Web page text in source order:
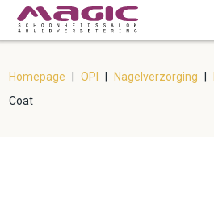
Homepage OPI Nagelverzorging
Coat